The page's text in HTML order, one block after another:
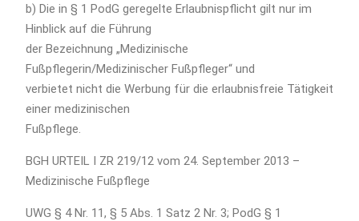
b) Die in § 1 PodG geregelte Erlaubnispflicht gilt nur im
Hinblick auf die Führung
der Bezeichnung „Medizinische
Fußpflegerin/Medizinischer Fußpfleger“ und
verbietet nicht die Werbung für die erlaubnisfreie Tätigkeit
einer medizinischen
Fußpflege.
BGH URTEIL I ZR 219/12 vom 24. September 2013 –
Medizinische Fußpflege
UWG § 4 Nr. 11, § 5 Abs. 1 Satz 2 Nr. 3; PodG § 1